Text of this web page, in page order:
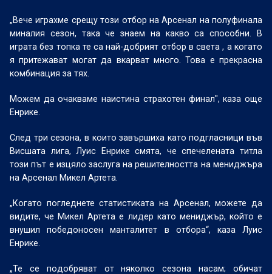
„Вече играхме срещу този отбор на Арсенал на полуфинала
миналия сезон, така че знаем на какво са способни. В
играта без топка те са най-добрият отбор в света , а когато
я притежават могат да вкарват много. Това е прекрасна
комбинация за тях.
Можем да очакваме наистина страхотен финал", каза още
Енрике.
След три сезона, в които завършиха като подгласници във
Висшата лига, Луис Енрике смята, че спечелената титла
този път е изцяло заслуга на решителността на мениджъра
на Арсенал Микел Артета.
„Когато погледнете статистиката на Арсенал, можете да
видите, че Микел Артета е лидер като мениджър, който е
внушил победоносен манталитет в отбора“, каза Луис
Енрике.
„Те се подобряват от няколко сезона насам; обичат